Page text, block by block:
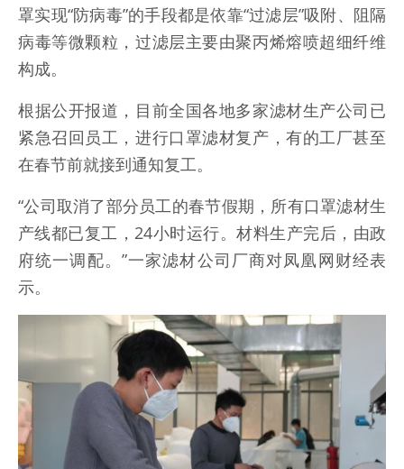
罩实现“防病毒”的手段都是依靠“过滤层”吸附、阻隔
病毒等微颗粒，过滤层主要由聚丙烯熔喷超细纤维
构成。
根据公开报道，目前全国各地多家滤材生产公司已
紧急召回员工，进行口罩滤材复产，有的工厂甚至
在春节前就接到通知复工。
“公司取消了部分员工的春节假期，所有口罩滤材生
产线都已复工，24小时运行。材料生产完后，由政
府统一调配。”一家滤材公司厂商对凤凰网财经表
示。